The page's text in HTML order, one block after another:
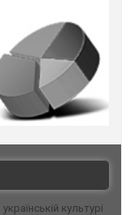
культурі